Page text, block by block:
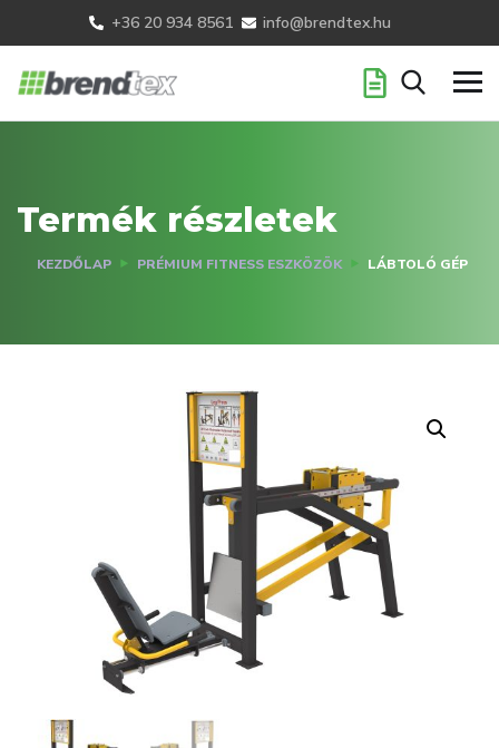
+36 20 934 8561 info@brendtex.hu
Termék részletek
KEZDŐLAP PRÉMIUM FITNESS ESZKÖZÖK LÁBTOLÓ GÉP